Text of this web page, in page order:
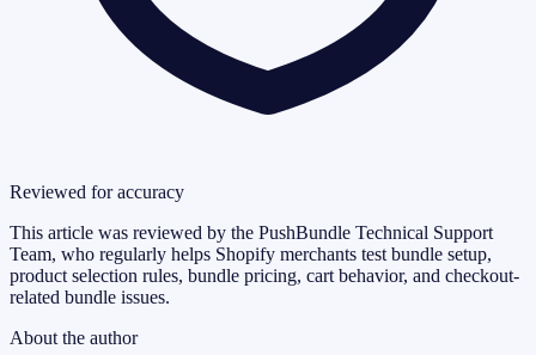
Reviewed for accuracy
This article was reviewed by the PushBundle Technical Support
Team, who regularly helps Shopify merchants test bundle setup,
product selection rules, bundle pricing, cart behavior, and checkout-
related bundle issues.
About the author